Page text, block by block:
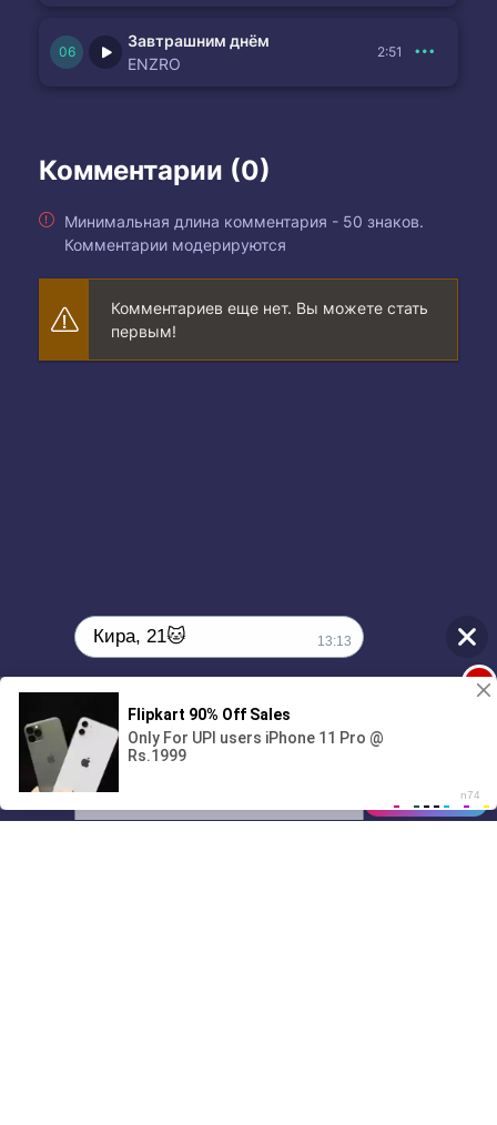
Завтрашним днём
ENZRO
2:51
Комментарии (0)
Минимальная длина комментария - 50 знаков.
Комментарии модерируются
Комментариев еще нет. Вы можете стать
первым!
01/07
00:00
Кира, 21🐱 13:13
Поиграешь со мной? 💖🐾
1